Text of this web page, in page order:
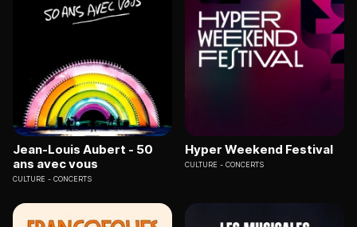
Jean-Louis Aubert - 50
ans avec vous
CULTURE CONCERTS
Hyper Weekend Festival
CULTURE CONCERTS